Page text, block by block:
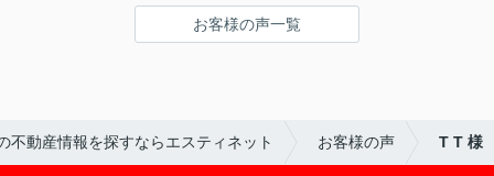
お客様の声一覧
不動産情報を探すならエスティネット お客様の声 T T 様